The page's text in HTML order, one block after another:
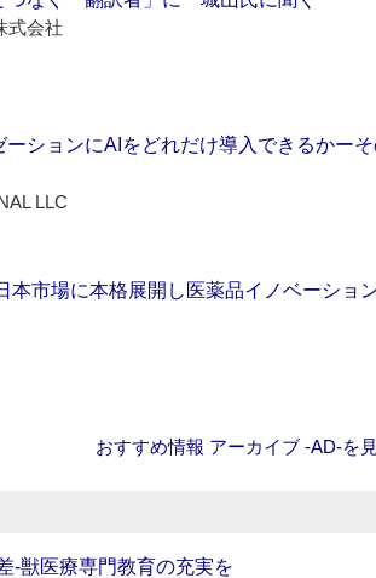
式会社
ションにAIをどれだけ導入できるかー
LLC
本市場に本格展開し医薬品イノベーショ
おすすめ情報 アーカイブ ‐AD‐を
‐獣医療専門教育の充実を